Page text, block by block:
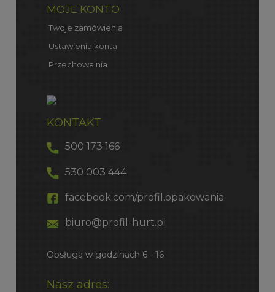
MOJE KONTO
Twoje zamówienia
Ustawienia konta
Przechowalnia
KONTAKT
500 173 166
530 003 444
facebook.com/profil.opakowania
biuro@profil-hurt.pl
Obsługa w godzinach 6 - 16
Nasz adres: